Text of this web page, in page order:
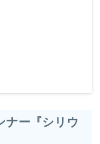
ー『シリウ